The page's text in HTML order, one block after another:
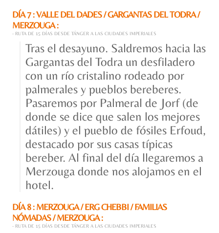
DÍA 7 : VALLE DEL DADES / GARGANTAS DEL TODRA /
MERZOUGA :
- RUTA DE 15 DÍAS DESDE TÁNGER A LAS CIUDADES IMPERIALES
Tras el desayuno. Saldremos hacia las
Gargantas del Todra un desfiladero
con un río cristalino rodeado por
palmerales y pueblos bereberes.
Pasaremos por Palmeral de Jorf (de
donde se dice que salen los mejores
dátiles) y el pueblo de fósiles Erfoud,
destacado por sus casas típicas
bereber. Al final del día llegaremos a
Merzouga donde nos alojamos en el
hotel.
DÍA 8 : MERZOUGA / ERG CHEBBI / FAMILIAS
NÓMADAS / MERZOUGA :
- RUTA DE 15 DÍAS DESDE TÁNGER A LAS CIUDADES IMPERIALES